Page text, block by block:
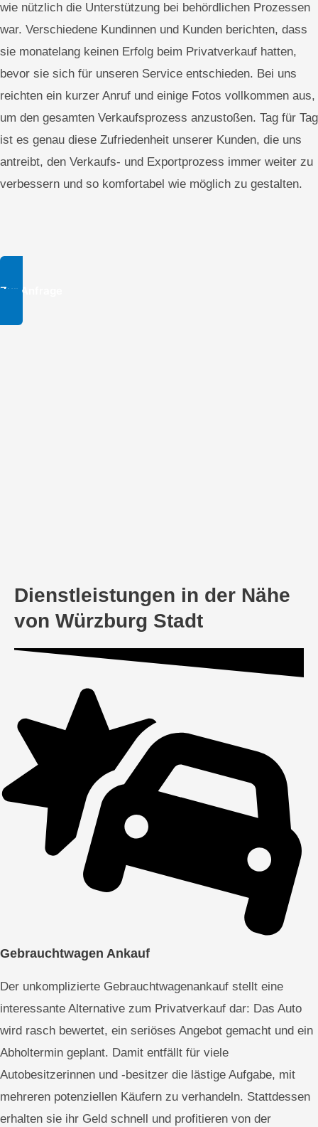
wie nützlich die Unterstützung bei behördlichen Prozessen
war. Verschiedene Kundinnen und Kunden berichten, dass
sie monatelang keinen Erfolg beim Privatverkauf hatten,
bevor sie sich für unseren Service entschieden. Bei uns
reichten ein kurzer Anruf und einige Fotos vollkommen aus,
um den gesamten Verkaufsprozess anzustoßen. Tag für Tag
ist es genau diese Zufriedenheit unserer Kunden, die uns
antreibt, den Verkaufs- und Exportprozess immer weiter zu
verbessern und so komfortabel wie möglich zu gestalten.
Zur Anfrage
Dienstleistungen in der Nähe
von Würzburg Stadt
Gebrauchtwagen Ankauf
Der unkomplizierte Gebrauchtwagenankauf stellt eine
interessante Alternative zum Privatverkauf dar: Das Auto
wird rasch bewertet, ein seriöses Angebot gemacht und ein
Abholtermin geplant. Damit entfällt für viele
Autobesitzerinnen und -besitzer die lästige Aufgabe, mit
mehreren potenziellen Käufern zu verhandeln. Stattdessen
erhalten sie ihr Geld schnell und profitieren von der